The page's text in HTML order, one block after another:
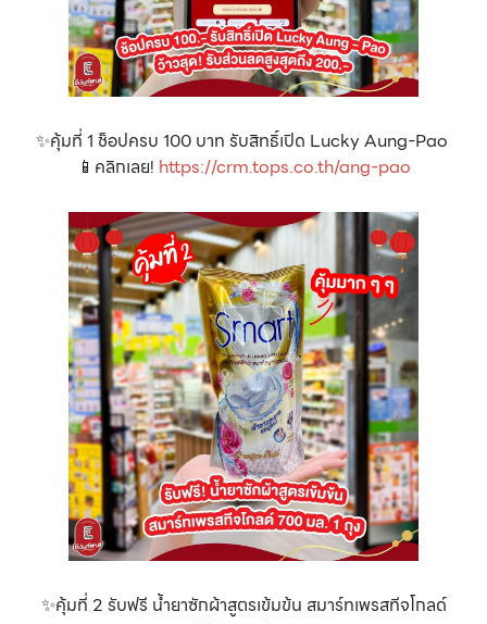
✨คุ้มที่ 1 ช็อปครบ 100 บาท รับสิทธิ์เปิด Lucky Aung-Pao
📱คลิกเลย! https://crm.tops.co.th/ang-pao
✨คุ้มที่ 2 รับฟรี น้ำยาซักผ้าสูตรเข้มข้น สมาร์ทเพรสทีจโกลด์